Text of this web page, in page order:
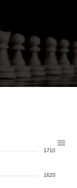
1710
1620